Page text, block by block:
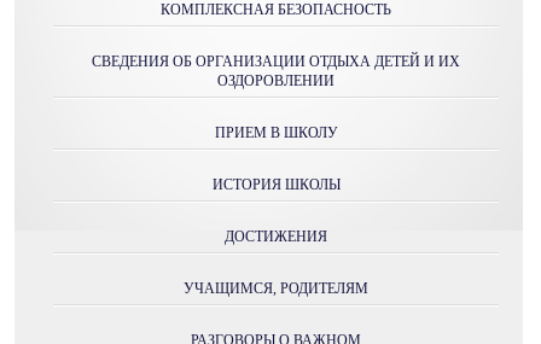
КОМПЛЕКСНАЯ БЕЗОПАСНОСТЬ
СВЕДЕНИЯ ОБ ОРГАНИЗАЦИИ ОТДЫХА ДЕТЕЙ И ИХ
ОЗДОРОВЛЕНИИ
ПРИЕМ В ШКОЛУ
ИСТОРИЯ ШКОЛЫ
ДОСТИЖЕНИЯ
УЧАЩИМСЯ, РОДИТЕЛЯМ
РАЗГОВОРЫ О ВАЖНОМ